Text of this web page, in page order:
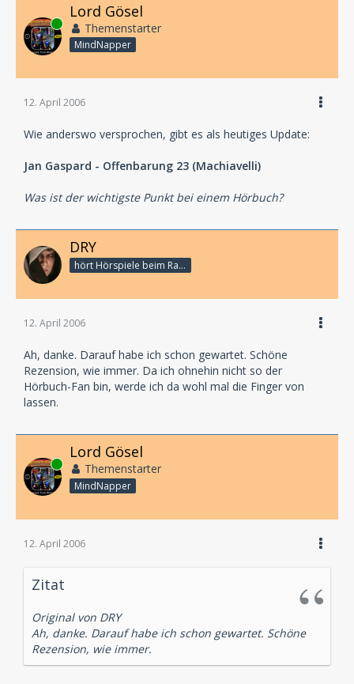
Online
Lord Gösel
Themenstarter
MindNapper
12. April 2006
Wie anderswo versprochen, gibt es als heutiges Update:
Jan Gaspard - Offenbarung 23 (Machiavelli)
Was ist der wichtigste Punkt bei einem Hörbuch?
DRY
hört Hörspiele beim Rasenmähen
12. April 2006
Ah, danke. Darauf habe ich schon gewartet. Schöne
Rezension, wie immer. Da ich ohnehin nicht so der
Hörbuch-Fan bin, werde ich da wohl mal die Finger von
lassen.
Online
Lord Gösel
Themenstarter
MindNapper
12. April 2006
Zitat
Original von DRY
Ah, danke. Darauf habe ich schon gewartet. Schöne
Rezension, wie immer.